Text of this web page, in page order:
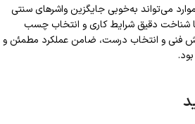
می‌تواند به‌خوبی جایگزین واشرهای سنتی
با شناخت دقیق شرایط کاری و انتخاب چسب
فنی و انتخاب درست، ضامن عملکرد مطمئن و